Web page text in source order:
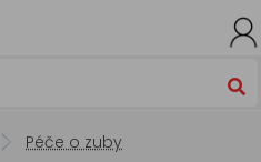
Péče o zuby